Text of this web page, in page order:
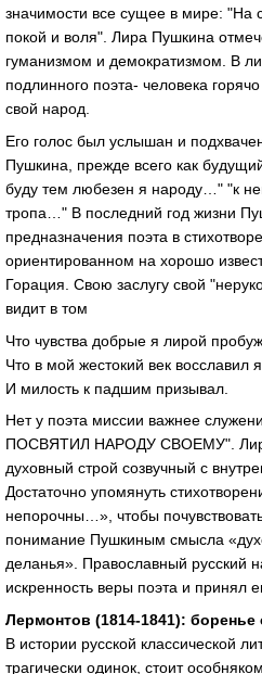
значимости все сущее в мире: "На
покой и воля". Лира Пушкина
гуманизмом и демократизмом. В
подлинного поэта- человека
свой народ.
Его голос был услышан и
Пушкина, прежде всего как
буду тем любезен я народу…" "к
тропа…" В последний год жизни
предназначения поэта в
ориентированном на хорошо
Горация. Свою заслугу свой
видит в том
Что чувства добрые я лирой
Что в мой жестокий век восславил
И милость к падшим призывал.
Нет у поэта миссии важнее
ПОСВЯТИЛ НАРОДУ СВОЕМУ".
духовный строй созвучный с
Достаточно упомянуть
непорочны…», чтобы
понимание Пушкиным смысла
деланья». Православный русский
искренность веры поэта и принял
Лермонтов (1814-1841):
В истории русской классической
трагически одинок, стоит